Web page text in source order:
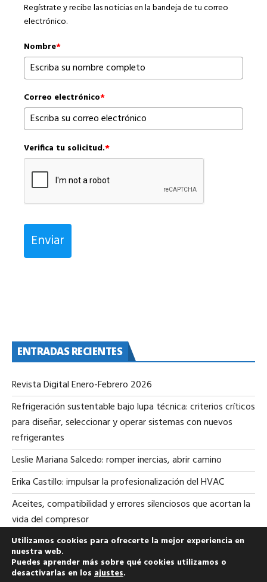
Regístrate y recibe las noticias en la bandeja de tu correo
electrónico.
Nombre*
Correo electrónico*
Verifica tu solicitud.*
Enviar
ENTRADAS RECIENTES
Revista Digital Enero-Febrero 2026
Refrigeración sustentable bajo lupa técnica: criterios críticos
para diseñar, seleccionar y operar sistemas con nuevos
refrigerantes
Leslie Mariana Salcedo: romper inercias, abrir camino
Erika Castillo: impulsar la profesionalización del HVAC
Aceites, compatibilidad y errores silenciosos que acortan la
vida del compresor
Utilizamos cookies para ofrecerte la mejor experiencia en
nuestra web.
Puedes aprender más sobre qué cookies utilizamos o
desactivarlas en los ajustes.